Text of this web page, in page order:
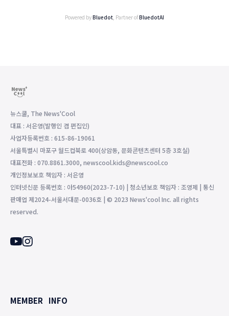
Powered byBluedot , Partner ofBluedotAI
뉴스쿨, The News'Cool
대표 : 서은영(발행인 겸 편집인)
사업자등록번호 : 615-86-19061
서울특별시 마포구 월드컵북로 400(상암동, 문화콘텐츠센터 5층 3호실)
대표전화 : 070.8861.3000, newscool.kids@newscool.co
개인정보보호 책임자 : 서은영
인터넷신문 등록번호 : 아54960(2023-7-10) | 청소년보호 책임자 : 조영제 | 통신
판매업 제2024-서울서대문-0036호 | © 2023 News'cool Inc. all rights
reserved.
MEMBER INFO